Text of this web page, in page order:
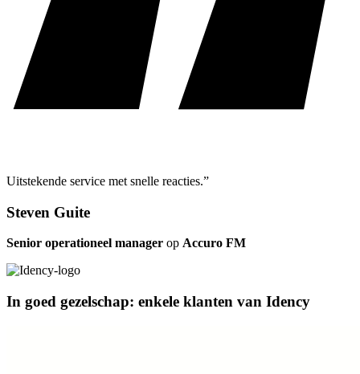
Uitstekende service met snelle reacties.”
Steven Guite
Senior operationeel manager op Accuro FM
In goed gezelschap: enkele klanten van Idency